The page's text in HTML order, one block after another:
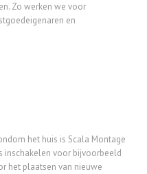
Zo werken we voor
en
het huis is Scala Montage
inschakelen voor bijvoorbeeld
het plaatsen van nieuwe